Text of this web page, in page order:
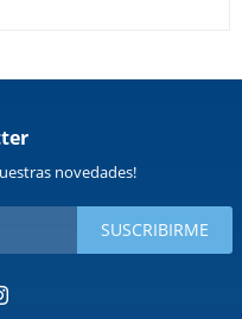
novedades!
SUSCRIBIRME